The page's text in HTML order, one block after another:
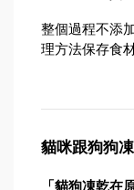
整個過程不添
理方法保存食材
貓咪跟狗狗
「貓狗凍乾在